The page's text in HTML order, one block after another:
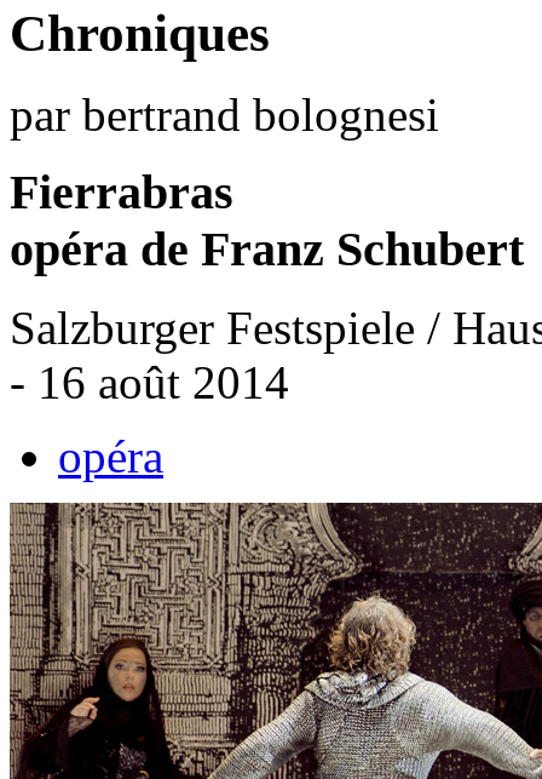
Chroniques
par bertrand bolognesi
Fierrabras
opéra de Franz Schubert
Salzburger Festspiele /
- 16 août 2014
opéra